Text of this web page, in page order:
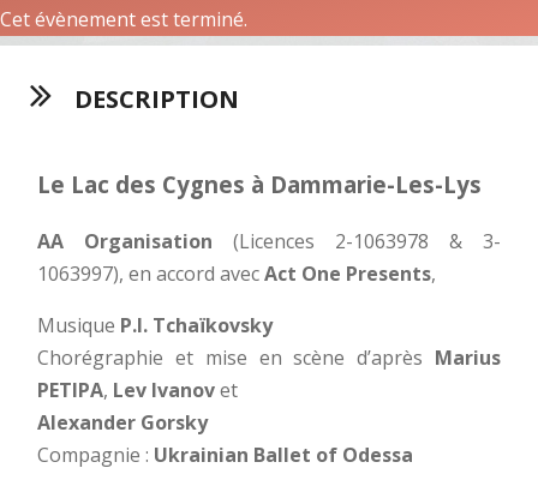
Cet évènement est terminé.
DESCRIPTION
Le Lac des Cygnes à Dammarie-Les-Lys
AA Organisation (Licences 2-1063978 & 3-
1063997), en accord avecAct One Presents,
Musique P.I. Tchaïkovsky
Chorégraphie et mise en scène d’après Marius
PETIPA, Lev Ivanovet
Alexander Gorsky
Compagnie : Ukrainian Ballet of Odessa